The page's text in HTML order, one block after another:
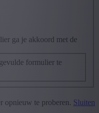
ga je akkoord met de
formulier te
opnieuw te proberen. Sluiten